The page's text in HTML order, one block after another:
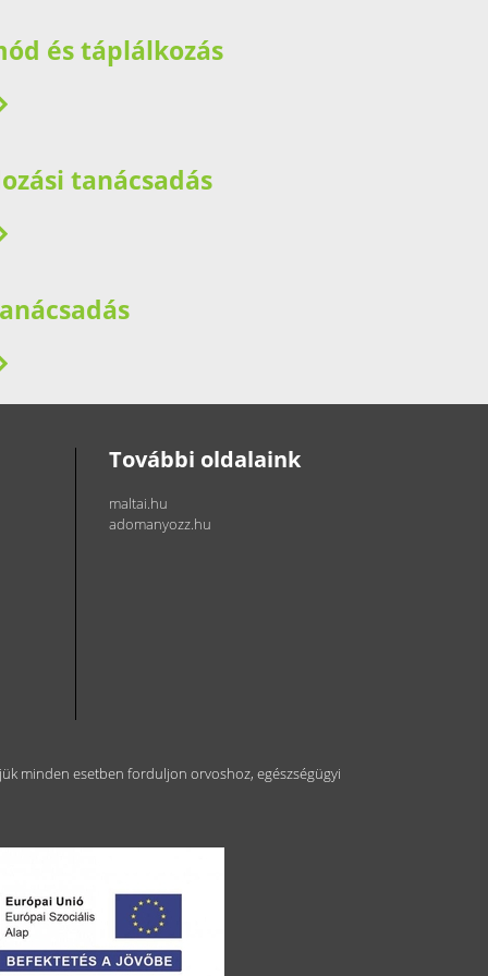
és táplálkozás
tanácsadás
További oldalaink
maltai.hu
adomanyozz.hu
minden esetben forduljon orvoshoz, egészségügyi